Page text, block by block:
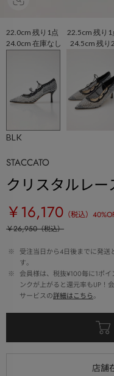
22.0cm 残り1点 22.5cm 残
24.0cm 在庫なし 24.5cm 残
BLK
STACCATO
クリスタルレ
￥16,170 （税込） 40
￥26,950（税込）
※
受注当日から4日後までに発送
す。
※
会員様は、税抜¥100毎に1ポ
ンクが上がると還元率もUP！
サービスの詳細はこちら。